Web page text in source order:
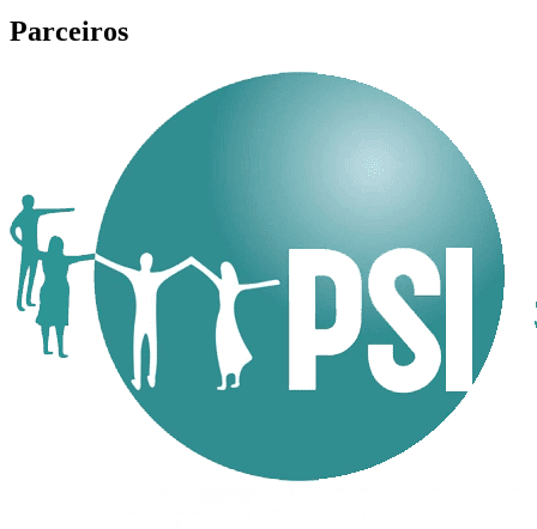
Parceiros